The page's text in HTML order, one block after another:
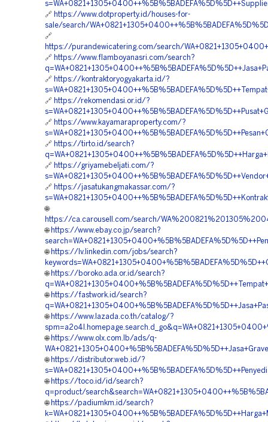
🔗 https://www.dotproperty.id/houses-for-
sale/search/
🔗
https://purandewicatering.com/search/
🔗 https://www.flamboyanasri.com/search?
🔗 https://kontraktoryogyakarta.id/?
🔗 https://rekomendasi.or.id/?
🔗 https://www.kayamaraproperty.com/?
🔗 https://tirto.id/search?
🔗 https://griyamebeljati.com/?
🔗 https://jasatukangmakassar.com/?
🌐
https://ca.carousell.com/search/
🌐 https://www.ebay.co.jp/search?
🌐 https://lv.linkedin.com/jobs/search?
🌐 https://boroko.ada.or.id/search?
🌐 https://fastwork.id/search?
🌐 https://www.lazada.co.th/catalog/?
🌐 https://www.olx.com.lb/ads/q-
🌐 https://distributor.web.id/?
🌐 https://toco.id/id/search?
q=product/
🌐 https://padiumkm.id/search?